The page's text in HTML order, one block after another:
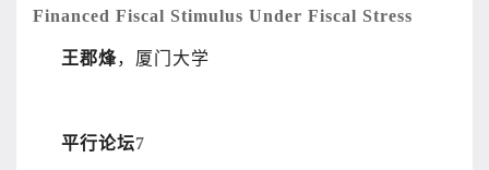
Financed Fiscal Stimulus Under Fiscal Stress
王郡烽，厦门大学
平行论坛7